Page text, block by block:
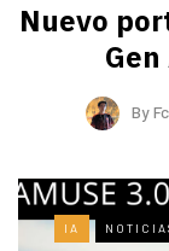
Nuevo
By
IA